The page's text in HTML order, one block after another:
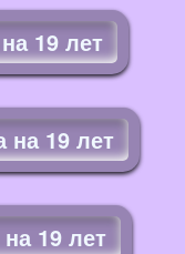
19 лет
на 19 лет
19 лет